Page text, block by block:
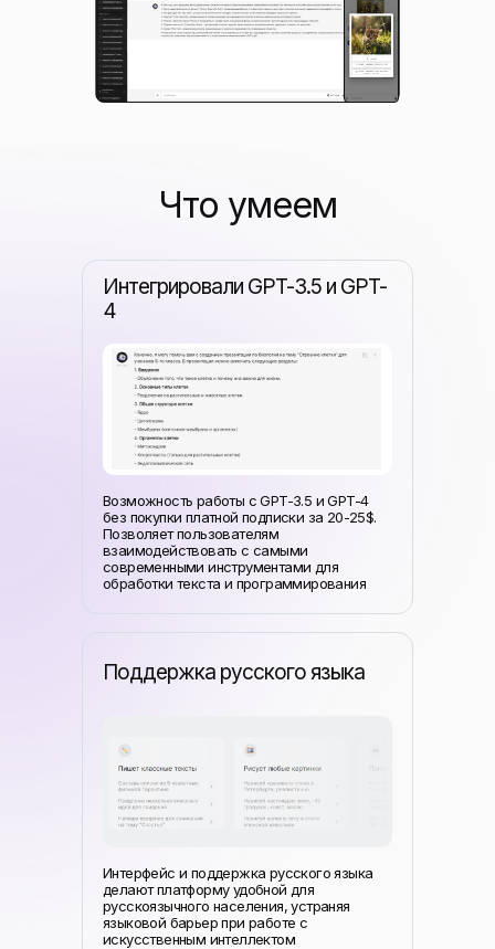
Что умеем
Интегрировали GPT-3.5 и GPT-
4
Возможность работы с GPT-3.5 и GPT-4
без покупки платной подписки за 20-25$.
Позволяет пользователям
взаимодействовать с самыми
современными инструментами для
обработки текста и программирования
Поддержка русского языка
Интерфейс и поддержка русского языка
делают платформу удобной для
русскоязычного населения, устраняя
языковой барьер при работе с
искусственным интеллектом